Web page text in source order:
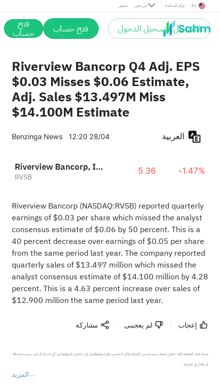
تحميل من نحن مركز المساعدة En
التسجيل / تسجيل الدخول فتح حساب فتح
حساب
Riverview Bancorp Q4 Adj. EPS
$0.03 Misses $0.06 Estimate,
Adj. Sales $13.497M Miss
$14.100M Estimate
Benzinga News 12:20 28/04
Riverview Bancorp, Inc.
RVSB
5.36 -1.47%
Riverview Bancorp (NASDAQ:RVSB) reported quarterly
earnings of $0.03 per share which missed the analyst
consensus estimate of $0.06 by 50 percent. This is a
40 percent decrease over earnings of $0.05 per share
from the same period last year. The company reported
quarterly sales of $13.497 million which missed the
analyst consensus estimate of $14.100 million by 4.28
percent. This is a 4.63 percent increase over sales of
$12.900 million the same period last year.
إعجاب لم يعجبنى مشاركة
المزيد
ترجمة هذه الصفحة آلية. تحاول منصة سهم تحسين الترجمة ولكن لا تضمن دقتها وموثوقيتها، ولن تتحمل المسؤولية عن أي خسارة أو ضرر بسبب عدم دقة
أو إغفال في الترجمة.